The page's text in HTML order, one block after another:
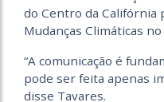
do Centro da Califórnia
Mudanças Climáticas
“A comunicação é
pode ser feita apenas
disse Tavares.